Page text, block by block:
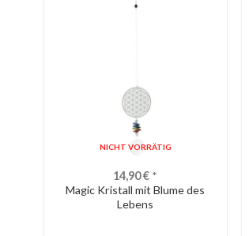
NICHT VORRÄTIG
14,90€ *
Magic Kristall mit Blume des
Lebens